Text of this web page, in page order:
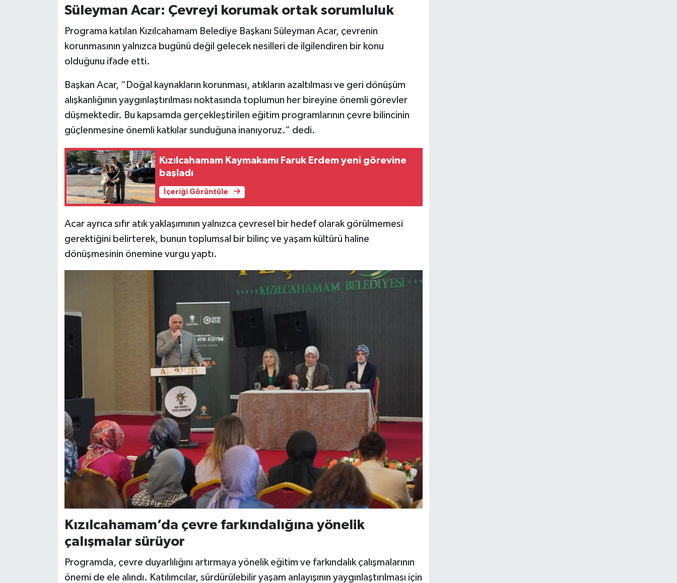
Süleyman Acar: Çevreyi korumak ortak sorumluluk
Programa katılan Kızılcahamam Belediye Başkanı Süleyman Acar, çevrenin
korunmasının yalnızca bugünü değil gelecek nesilleri de ilgilendiren bir konu
olduğunu ifade etti.
Başkan Acar, “Doğal kaynakların korunması, atıkların azaltılması ve geri dönüşüm
alışkanlığının yaygınlaştırılması noktasında toplumun her bireyine önemli görevler
düşmektedir. Bu kapsamda gerçekleştirilen eğitim programlarının çevre bilincinin
güçlenmesine önemli katkılar sunduğuna inanıyoruz.” dedi.
Kızılcahamam Kaymakamı Faruk Erdem yeni görevine
başladı
İçeriği Görüntüle
Acar ayrıca sıfır atık yaklaşımının yalnızca çevresel bir hedef olarak görülmemesi
gerektiğini belirterek, bunun toplumsal bir bilinç ve yaşam kültürü haline
dönüşmesinin önemine vurgu yaptı.
Kızılcahamam’da çevre farkındalığına yönelik
çalışmalar sürüyor
Programda, çevre duyarlılığını artırmaya yönelik eğitim ve farkındalık çalışmalarının
önemi de ele alındı. Katılımcılar, sürdürülebilir yaşam anlayışının yaygınlaştırılması için